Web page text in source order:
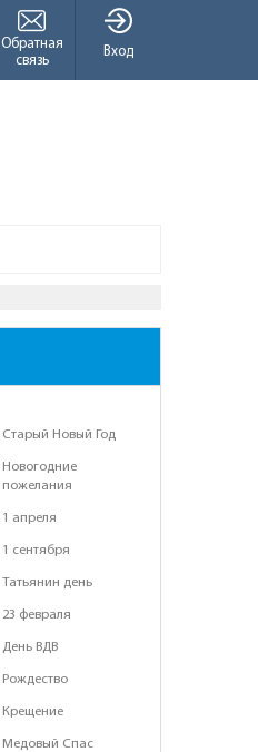
Вход
Обратная
связь
Старый Новый Год
Новогодние
пожелания
1 апреля
1 сентября
Татьянин день
23 февраля
День ВДВ
Рождество
Крещение
Медовый Спас